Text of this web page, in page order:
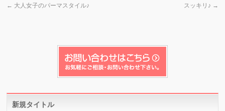
← 大人女子のパーマスタイル♪ スッキリ♪ →
新規タイトル